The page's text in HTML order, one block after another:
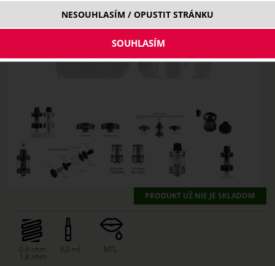
PRODUKT UŽ NIE JE SKLADOM
0,6 ohm
1,8 ohm
3,0 ml MTL
NESOUHLASÍM / OPUSTIT STRÁNKU